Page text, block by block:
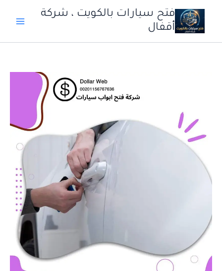
المحتوى
فتح سيارات بالكويت ، شركة
أقفال